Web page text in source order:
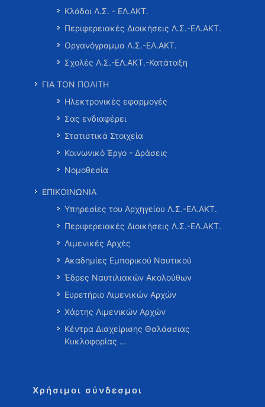
Κλάδοι Λ.Σ. - ΕΛ.ΑΚΤ.
Περιφερειακές Διοικήσεις Λ.Σ.-ΕΛ.ΑΚΤ.
Οργανόγραμμα Λ.Σ.-ΕΛ.ΑΚΤ.
Σχολές Λ.Σ.-ΕΛ.ΑΚΤ.-Κατάταξη
ΓΙΑ ΤΟΝ ΠΟΛΙΤΗ
Ηλεκτρονικές εφαρμογές
Σας ενδιαφέρει
Στατιστικά Στοιχεία
Κοινωνικό Έργο - Δράσεις
Νομοθεσία
ΕΠΙΚΟΙΝΩΝΙΑ
Υπηρεσίες του Αρχηγείου Λ.Σ.-ΕΛ.ΑΚΤ.
Περιφερειακές Διοικήσεις Λ.Σ.-ΕΛ.ΑΚΤ.
Λιμενικές Αρχές
Ακαδημίες Εμπορικού Ναυτικού
Έδρες Ναυτιλιακών Ακολούθων
Ευρετήριο Λιμενικών Αρχών
Χάρτης Λιμενικών Αρχών
Κέντρα Διαχείρισης Θαλάσσιας
Κυκλοφορίας …
Χρήσιμοι σύνδεσμοι